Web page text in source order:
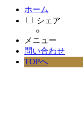
ホーム
シェア
メニュー
問い合わせ
TOPへ